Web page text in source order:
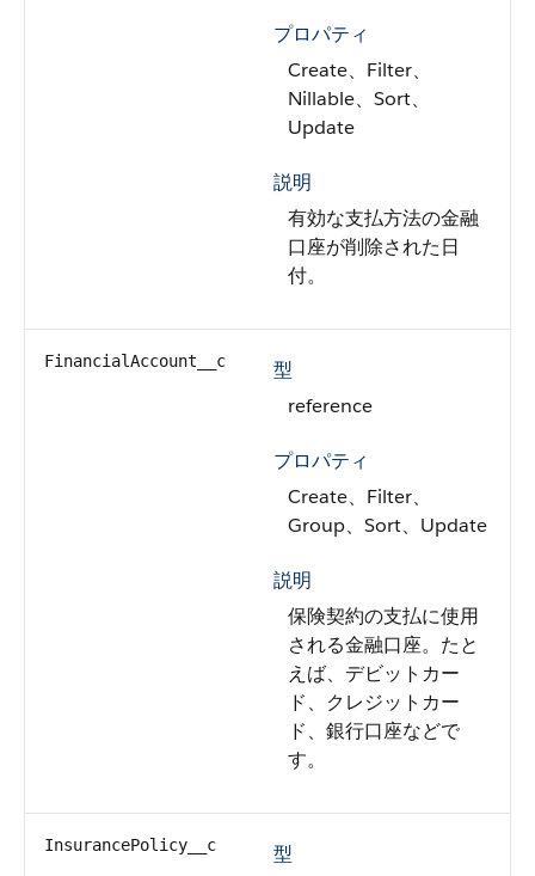
プロパティ
Create、Filter、
Nillable、Sort、
Update
説明
有効な支払方法の金融
口座が削除された日
付。
FinancialAccount__c
型
reference
プロパティ
Create、Filter、
Group、Sort、Update
説明
保険契約の支払に使用
される金融口座。たと
えば、デビットカー
ド、クレジットカー
ド、銀行口座などで
す。
InsurancePolicy__c
型